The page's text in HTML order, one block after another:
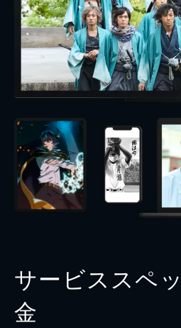
サービススペ
金